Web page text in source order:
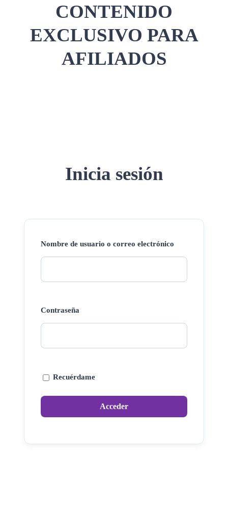
CONTENIDO
EXCLUSIVO PARA
AFILIADOS
Inicia sesión
Nombre de usuario o correo electrónico
Contraseña
Recuérdame